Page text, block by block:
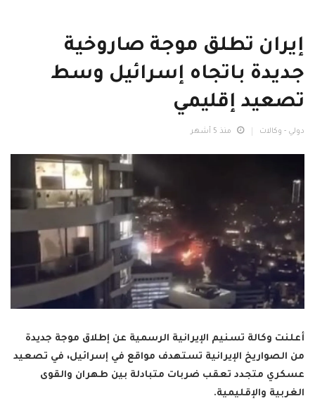
إيران تطلق موجة صاروخية
جديدة باتجاه إسرائيل وسط
تصعيد إقليمي
دولي - وكالات منذ 5 أشهر
أعلنت وكالة تسنيم الإيرانية الرسمية عن إطلاق موجة جديدة
من الصواريخ الإيرانية تستهدف مواقع في إسرائيل، في تصعيد
عسكري متجدد تعقب ضربات متبادلة بين طهران والقوى
الغربية والإقليمية.